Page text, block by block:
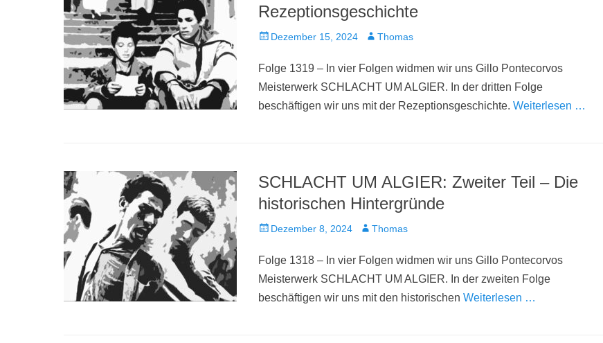
Rezeptionsgeschichte
Veröffentlicht
Dezember 15, 2024 AutorThomas
Folge 1319 – In vier Folgen widmen wir uns Gillo Pontecorvos
Meisterwerk SCHLACHT UM ALGIER. In der dritten Folge
beschäftigen wir uns mit der Rezeptionsgeschichte. Weiterlesen …
SCHLACHT UM ALGIER: Zweiter Teil – Die
historischen Hintergründe
Veröffentlicht
Dezember 8, 2024 AutorThomas
Folge 1318 – In vier Folgen widmen wir uns Gillo Pontecorvos
Meisterwerk SCHLACHT UM ALGIER. In der zweiten Folge
beschäftigen wir uns mit den historischen Weiterlesen …